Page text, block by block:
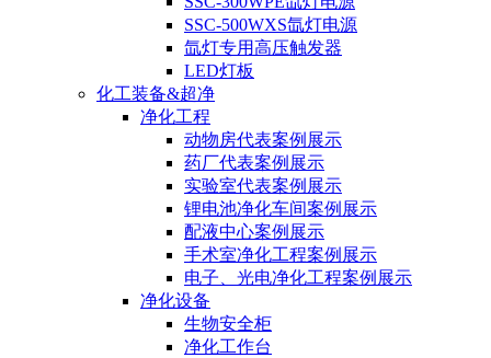
SSC-500WXS氙灯电源
氙灯专用高压触发器
LED灯板
化工装备&超净
净化工程
动物房代表案例展示
药厂代表案例展示
实验室代表案例展示
锂电池净化车间案例展示
配液中心案例展示
手术室净化工程案例展示
电子、光电净化工程案例展示
净化设备
生物安全柜
净化工作台